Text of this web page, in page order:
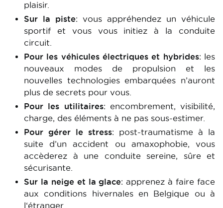
plaisir.
Sur la piste: vous appréhendez un véhicule
sportif et vous vous initiez à la conduite
circuit.
Pour les véhicules électriques et hybrides: les
nouveaux modes de propulsion et les
nouvelles technologies embarquées n’auront
plus de secrets pour vous.
Pour les utilitaires: encombrement, visibilité,
charge, des éléments à ne pas sous-estimer.
Pour gérer le stress: post-traumatisme à la
suite d’un accident ou amaxophobie, vous
accèderez à une conduite sereine, sûre et
sécurisante.
Sur la neige et la glace: apprenez à faire face
aux conditions hivernales en Belgique ou à
l‘étranger.